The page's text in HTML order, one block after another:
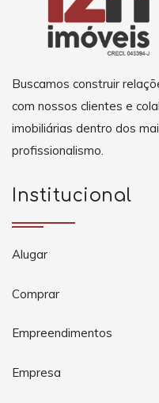
Buscamos construir
com nossos clientes e
imobiliárias dentro dos
profissionalismo.
Institucional
Alugar
Comprar
Empreendimentos
Empresa